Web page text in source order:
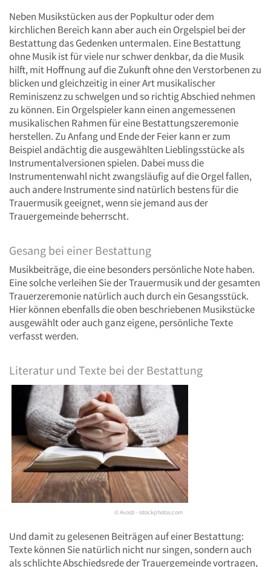
Neben Musikstücken aus der Popkultur oder dem
kirchlichen Bereich kann aber auch ein Orgelspiel bei der
Bestattung das Gedenken untermalen. Eine Bestattung
ohne Musik ist für viele nur schwer denkbar, da die Musik
hilft, mit Hoffnung auf die Zukunft ohne den Verstorbenen zu
blicken und gleichzeitig in einer Art musikalischer
Reminiszenz zu schwelgen und so richtig Abschied nehmen
zu können. Ein Orgelspieler kann einen angemessenen
musikalischen Rahmen für eine Bestattungszeremonie
herstellen. Zu Anfang und Ende der Feier kann er zum
Beispiel andächtig die ausgewählten Lieblingsstücke als
Instrumentalversionen spielen. Dabei muss die
Instrumentenwahl nicht zwangsläufig auf die Orgel fallen,
auch andere Instrumente sind natürlich bestens für die
Trauermusik geeignet, wenn sie jemand aus der
Trauergemeinde beherrscht.
Gesang bei einer Bestattung
Musikbeiträge, die eine besonders persönliche Note haben.
Eine solche verleihen Sie der Trauermusik und der gesamten
Trauerzeremonie natürlich auch durch ein Gesangsstück.
Hier können ebenfalls die oben beschriebenen Musikstücke
ausgewählt oder auch ganz eigene, persönliche Texte
verfasst werden.
Literatur und Texte bei der Bestattung
© Avosb - istockphotos.com
Und damit zu gelesenen Beiträgen auf einer Bestattung:
Texte können Sie natürlich nicht nur singen, sondern auch
als schlichte Abschiedsrede der Trauergemeinde vortragen,